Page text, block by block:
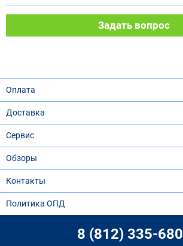
Задать вопрос
Оплата
Доставка
Сервис
Обзоры
Контакты
Политика ОПД
8 (812) 335-